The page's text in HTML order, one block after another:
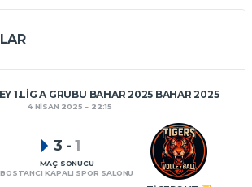
1.LIG A GRUBU BAHAR 2025 BAHAR 2025
4 NISAN 2025 22:15
3 - 1
MAÇ SONUCU
BOSTANCI KAPALI SPOR SALONU